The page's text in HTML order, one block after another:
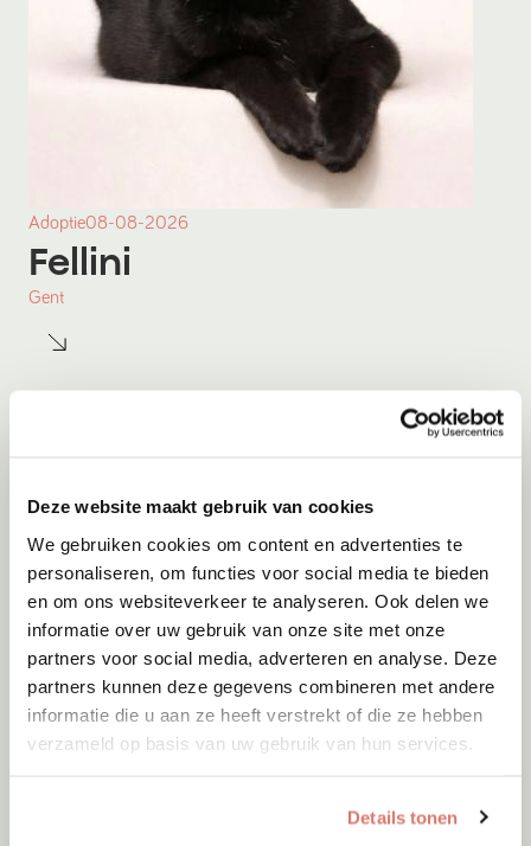
Deze website maakt gebruik van cookies
We gebruiken cookies om content en advertenties te
personaliseren, om functies voor social media te bieden
en om ons websiteverkeer te analyseren. Ook delen we
informatie over uw gebruik van onze site met onze
partners voor social media, adverteren en analyse. Deze
partners kunnen deze gegevens combineren met andere
informatie die u aan ze heeft verstrekt of die ze hebben
verzameld op basis van uw gebruik van hun services.
Details tonen
Adoptie08-08-2026
Fellini
Gent
Adoptie08-08-2026
Ludwig+ Igor